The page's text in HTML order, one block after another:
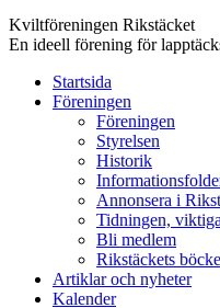
Kviltföreningen Rikstäcket
En ideell förening för
Startsida
Föreningen
Föreningen
Styrelsen
Historik
Annonsera i
Tidningen,
Bli medlem
Rikstäckets
Artiklar och nyheter
Kalender